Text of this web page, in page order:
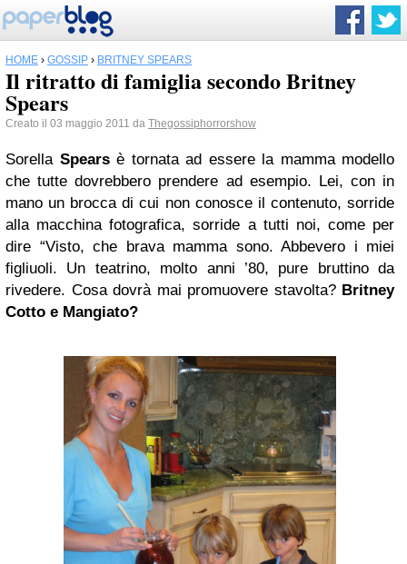
HOME › GOSSIP › BRITNEY SPEARS
Il ritratto di famiglia secondo Britney
Spears
Creato il 03 maggio 2011 da Thegossiphorrorshow
Sorella Spearsè tornata ad essere la mamma modello
che tutte dovrebbero prendere ad esempio. Lei, con in
mano un brocca di cui non conosce il contenuto, sorride
alla macchina fotografica, sorride a tutti noi, come per
dire “Visto, che brava mamma sono. Abbevero i miei
figliuoli. Un teatrino, molto anni ’80, pure bruttino da
rivedere. Cosa dovrà mai promuovere stavolta? Britney
Cotto e Mangiato?